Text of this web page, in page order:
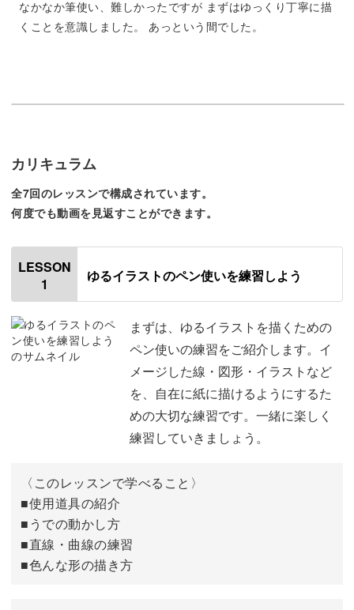
描くのも楽しく、受け取る方も嬉しい！
そんなゆるイラストをぜひ一緒に楽しみましょう。
さくっと簡単に描けて実用的♪
今回ご紹介するのは、さくっと簡単に描けるゆるーいイラ
スト。
トもご用意しました。
なぞって練習できるから、ゆるイラストを描く感覚が誰で
もつかめます◎
なかなか筆使い、難しかったですが まずはゆっくり丁寧に描
くことを意識しました。 あっという間でした。
カリキュラム
全7回のレッスンで構成されています。
何度でも動画を見返すことができます。
LESSON
1
ゆるイラストのペン使いを練習しよう
まずは、ゆるイラストを描くための
ペン使いの練習をご紹介します。イ
メージした線・図形・イラストなど
を、自在に紙に描けるようにするた
めの大切な練習です。一緒に楽しく
練習していきましょう。
〈このレッスンで学べること〉
■使用道具の紹介
■うでの動かし方
■直線・曲線の練習
■色んな形の描き方